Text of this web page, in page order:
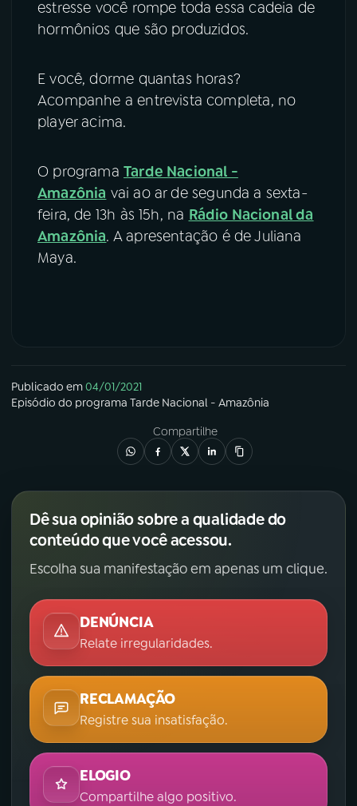
estresse você rompe toda essa cadeia de
hormônios que são produzidos.
E você, dorme quantas horas?
Acompanhe a entrevista completa, no
player acima.
O programa Tarde Nacional -
Amazônia vai ao ar de segunda a sexta-
feira, de 13h às 15h, na Rádio Nacional da
Amazônia. A apresentação é de Juliana
Maya.
Publicado em04/01/2021
Episódio do programa Tarde Nacional - Amazônia
Compartilhe
Dê sua opinião sobre a qualidade do
conteúdo que você acessou.
Escolha sua manifestação em apenas um clique.
DENÚNCIA
Relate irregularidades.
RECLAMAÇÃO
Registre sua insatisfação.
ELOGIO
Compartilhe algo positivo.